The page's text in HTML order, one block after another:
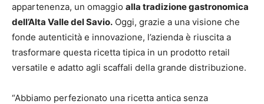
appartenenza, un omaggio alla tradizione gastronomica
dell’Alta Valle del Savio. Oggi, grazie a una visione che
fonde autenticità e innovazione, l’azienda è riuscita a
trasformare questa ricetta tipica in un prodotto retail
versatile e adatto agli scaffali della grande distribuzione.
“Abbiamo perfezionato una ricetta antica senza